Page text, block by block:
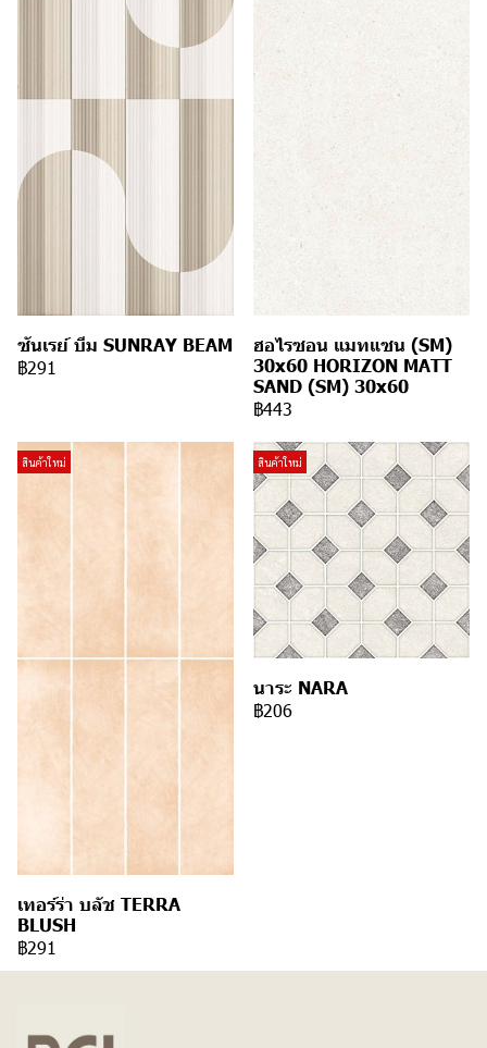
ซันเรย์ บีม SUNRAY BEAM
฿291
ฮอไรซอน แมทแซน (SM)
30x60 HORIZON MATT
SAND (SM) 30x60
฿443
สินค้าใหม่
เทอร์ร่า บลัช TERRA
BLUSH
฿291
สินค้าใหม่
นาระ NARA
฿206